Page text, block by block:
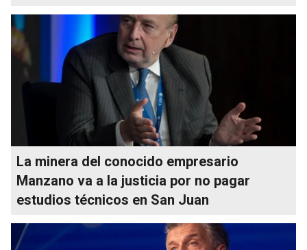
La minera del conocido empresario
Manzano va a la justicia por no pagar
estudios técnicos en San Juan